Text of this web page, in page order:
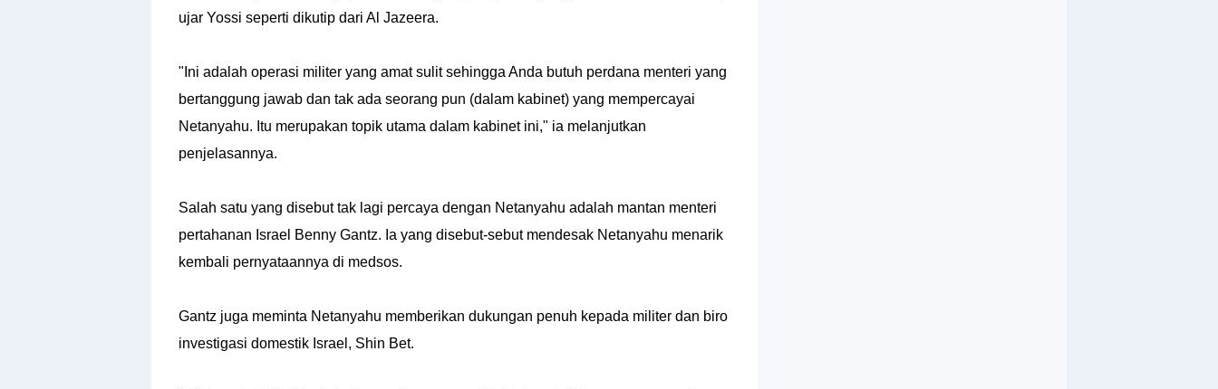
ujar Yossi seperti dikutip dari Al Jazeera.
"Ini adalah operasi militer yang amat sulit sehingga Anda butuh perdana menteri yang
bertanggung jawab dan tak ada seorang pun (dalam kabinet) yang mempercayai
Netanyahu. Itu merupakan topik utama dalam kabinet ini," ia melanjutkan
penjelasannya.
Salah satu yang disebut tak lagi percaya dengan Netanyahu adalah mantan menteri
pertahanan Israel Benny Gantz. Ia yang disebut-sebut mendesak Netanyahu menarik
kembali pernyataannya di medsos.
Gantz juga meminta Netanyahu memberikan dukungan penuh kepada militer dan biro
investigasi domestik Israel, Shin Bet.